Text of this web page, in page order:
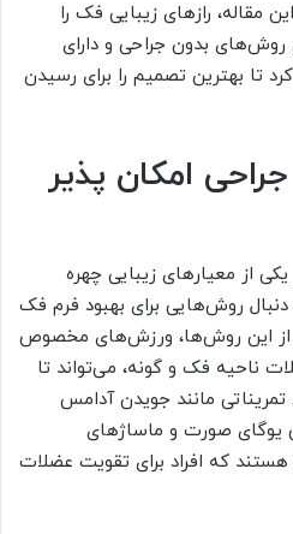
مقاله، رازهای زیبایی فک را
بدون جراحی و دارای
تا بهترین تصمیم را برای رسیدن
امکان پذیر
از معیارهای زیبایی چهره
روش‌هایی برای بهبود فرم فک
از این روش‌ها، ورزش‌های مخصوص
ناحیه فک و گونه، می‌تواند تا
مانند جویدن آدامس
صورت و ماساژهای
هستند که افراد برای تقویت عضلات